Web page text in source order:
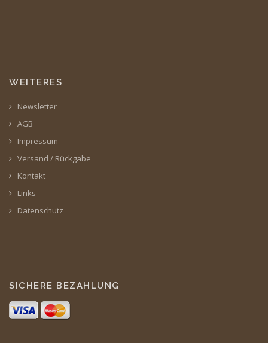
WEITERES
Newsletter
AGB
Impressum
Versand / Rückgabe
Kontakt
Links
Datenschutz
SICHERE BEZAHLUNG